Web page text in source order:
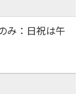
み：日祝は午